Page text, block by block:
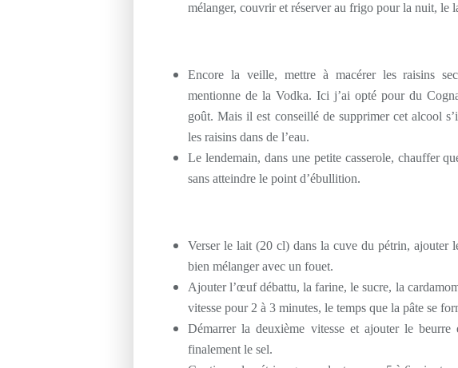
mélanger, couvrir et réserver au frigo pour la nuit, le
Encore la veille, mettre à macérer les raisins
mentionne de la Vodka. Ici j’ai opté pour du
goût. Mais il est conseillé de supprimer cet alcool
les raisins dans de l’eau.
Le lendemain, dans une petite casserole, chauffer
sans atteindre le point d’ébullition.
Verser le lait (20 cl) dans la cuve du pétrin, ajouter
bien mélanger avec un fouet.
Ajouter l’œuf débattu, la farine, le sucre, la
vitesse pour 2 à 3 minutes, le temps que la pâte se
Démarrer la deuxième vitesse et ajouter le beurre
finalement le sel.